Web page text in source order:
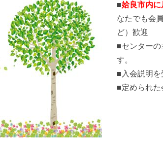
■姶良市内に
なたでも会
ど）歓迎
■センターの
す。
■入会説明を
■定められた